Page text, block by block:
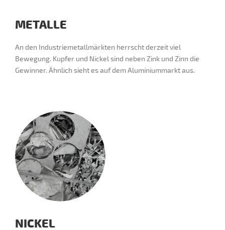
METALLE
An den Industriemetallmärkten herrscht derzeit viel
Bewegung. Kupfer und Nickel sind neben Zink und Zinn die
Gewinner. Ähnlich sieht es auf dem Aluminiummarkt aus.
NICKEL